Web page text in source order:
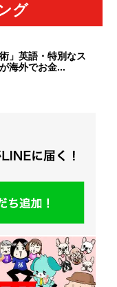
グ
」英語・特別なス
海外でお金...